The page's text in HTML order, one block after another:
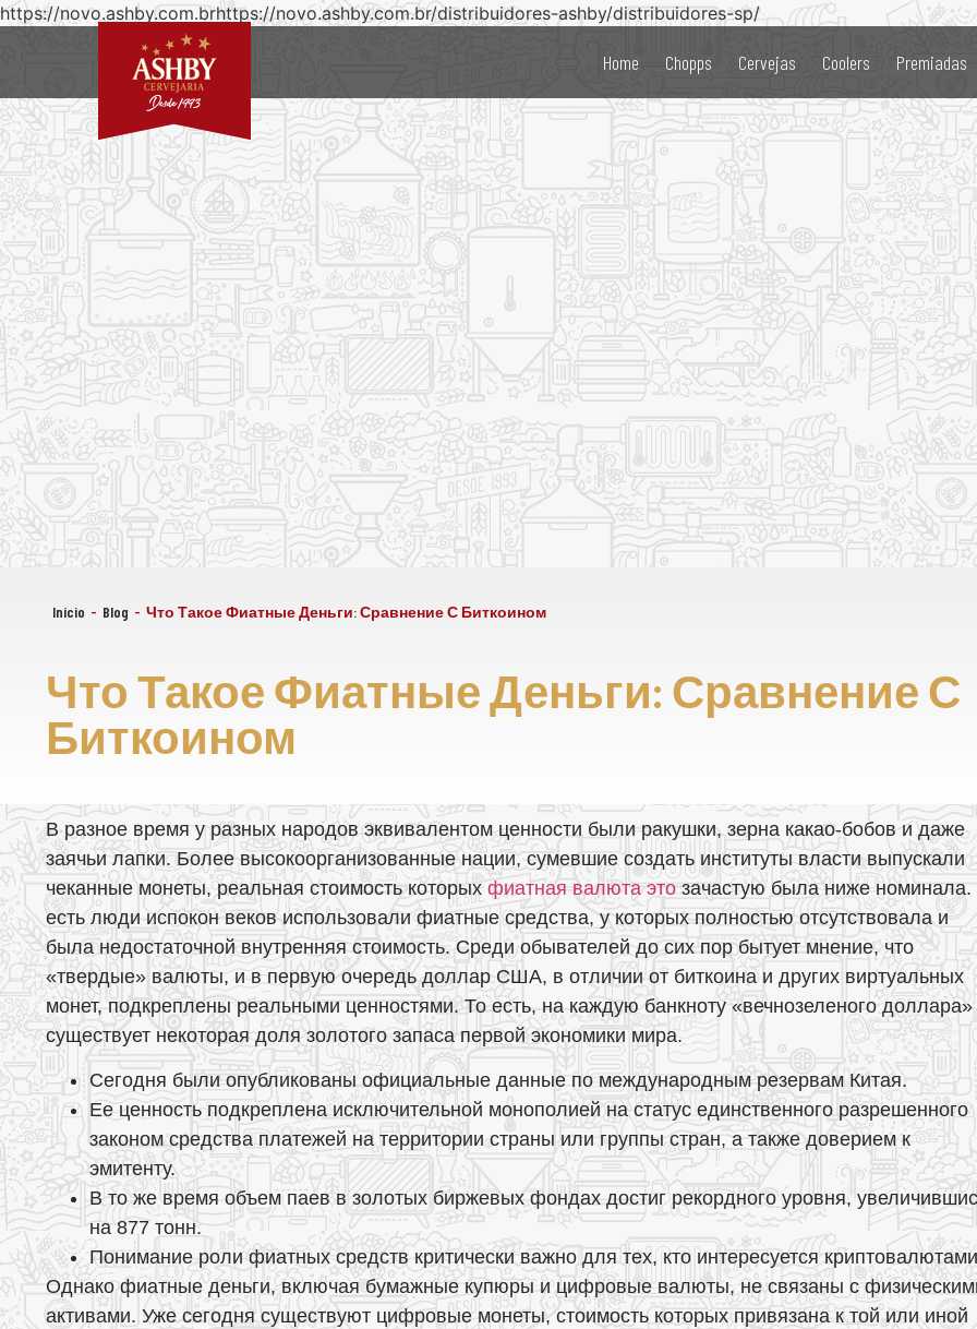
https://novo.ashby.com.brhttps://novo.ashby.com.br/distribuidores-ashby/distribuidores-sp/
Home Chopps Cervejas Coolers Premiadas
Início - Blog - Что Такое Фиатные Деньги: Сравнение С Биткоином
Что Такое Фиатные Деньги: Сравнение С
Биткоином
В разное время у разных народов эквивалентом ценности были ракушки, зерна какао-бобов и даже
заячьи лапки. Более высокоорганизованные нации, сумевшие создать институты власти выпускали
чеканные монеты, реальная стоимость которых фиатная валюта это зачастую была ниже номинала.
есть люди испокон веков использовали фиатные средства, у которых полностью отсутствовала и
была недостаточной внутренняя стоимость. Среди обывателей до сих пор бытует мнение, что
«твердые» валюты, и в первую очередь доллар США, в отличии от биткоина и других виртуальных
монет, подкреплены реальными ценностями. То есть, на каждую банкноту «вечнозеленого доллара»
существует некоторая доля золотого запаса первой экономики мира.
Сегодня были опубликованы официальные данные по международным резервам Китая.
Ее ценность подкреплена исключительной монополией на статус единственного разрешенного
законом средства платежей на территории страны или группы стран, а также доверием к
эмитенту.
В то же время объем паев в золотых биржевых фондах достиг рекордного уровня,
на 877 тонн.
Понимание роли фиатных средств критически важно для тех, кто интересуется
Однако фиатные деньги, включая бумажные купюры и цифровые валюты, не связаны с
активами. Уже сегодня существуют цифровые монеты, стоимость которых привязана к той или иной